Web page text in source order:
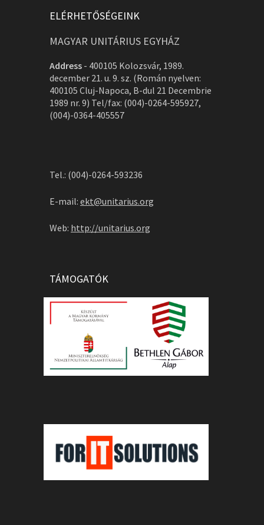
ELÉRHETŐSÉGEINK
MAGYAR UNITÁRIUS EGYHÁZ
Address - 400105 Kolozsvár, 1989.
december 21. u. 9. sz. (Román nyelven:
400105 Cluj-Napoca, B-dul 21 Decembrie
1989 nr. 9) Tel/fax: (004)-0264-595927,
(004)-0364-405557
Tel.: (004)-0264-593236
E-mail: ekt@unitarius.org
Web: http://unitarius.org
TÁMOGATÓK